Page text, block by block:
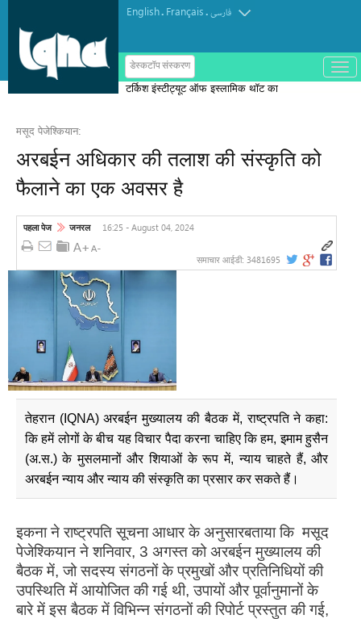
English. Français.فارسی
डेस्कटॉप संस्करण
ب
ا
टर्किश इंस्टीट्यूट ऑफ इस्लामिक थॉट का
मसूद पेजेश्कियान:
अरबईन अधिकार की तलाश की संस्कृति को
फैलाने का एक अवसर है
पहला पेज जनरल 16:25 - August 04, 2024
समाचार आईडी: 3481695
तेहरान (IQNA) अरबईन मुख्यालय की बैठक में, राष्ट्रपति ने कहा:
कि हमें लोगों के बीच यह विचार पैदा करना चाहिए कि हम, इमाम हुसैन
(अ.स.) के मुसलमानों और शियाओं के रूप में, न्याय चाहते हैं, और
अरबईन न्याय और न्याय की संस्कृति का प्रसार कर सकते हैं।
इकना ने राष्ट्रपति सूचना आधार के अनुसारबताया कि मसूद
पेजेश्कियान ने शनिवार, 3 अगस्त को अरबईन मुख्यालय की
बैठक में, जो सदस्य संगठनों के प्रमुखों और प्रतिनिधियों की
उपस्थिति में आयोजित की गई थी, उपायों और पूर्वानुमानों के
बारे में इस बैठक में विभिन्न संगठनों की रिपोर्ट प्रस्तुत की गई,